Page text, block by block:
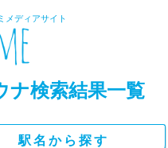
メディアサイト
ナ検索結果一覧
駅名から探す